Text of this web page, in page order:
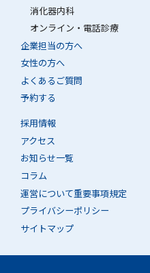
消化器内科
オンライン・電話診療
企業担当の方へ
女性の方へ
よくあるご質問
予約する
採用情報
アクセス
お知らせ一覧
コラム
運営について重要事項規定
プライバシーポリシー
サイトマップ